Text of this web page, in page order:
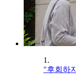
1.
"후회하